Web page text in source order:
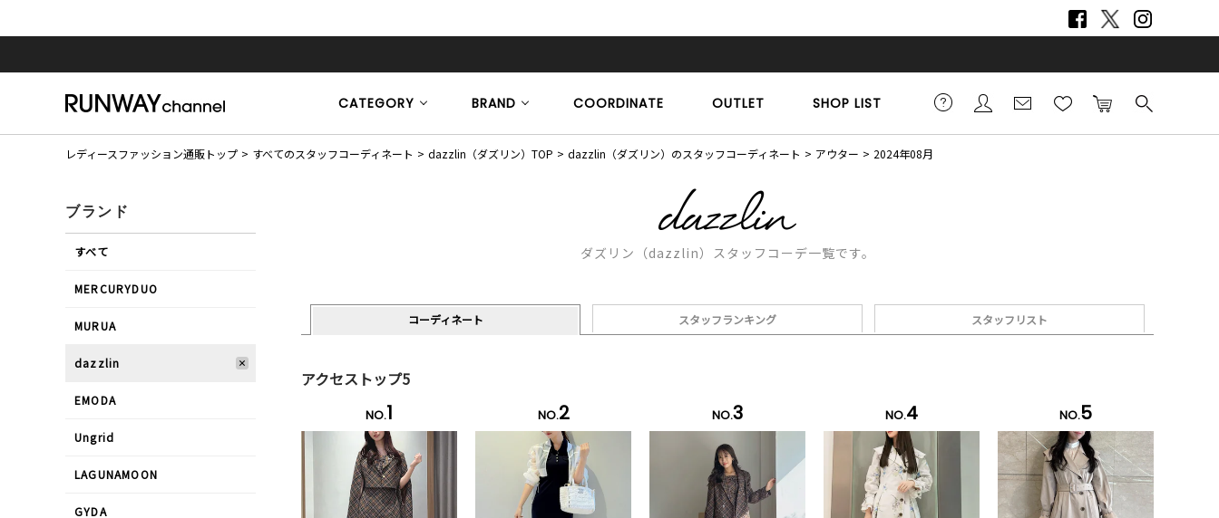
CATEGORY BRAND COORDINATE OUTLET SHOP LIST
レディースファッション通販トップ すべてのスタッフコーディネート dazzlin（ダズリン）TOP dazzlin（ダズリン）のスタッフコーディネート アウター 2024年08月
ダズリン（dazzlin）スタッフコーデ一覧です。
コーディネート スタッフランキング スタッフリスト
アクセストップ5
NO.1 NO.2 NO.3 NO.4 NO.5
ブランド
すべて
MERCURYDUO
MURUA
dazzlin
EMODA
Ungrid
LAGUNAMOON
GYDA